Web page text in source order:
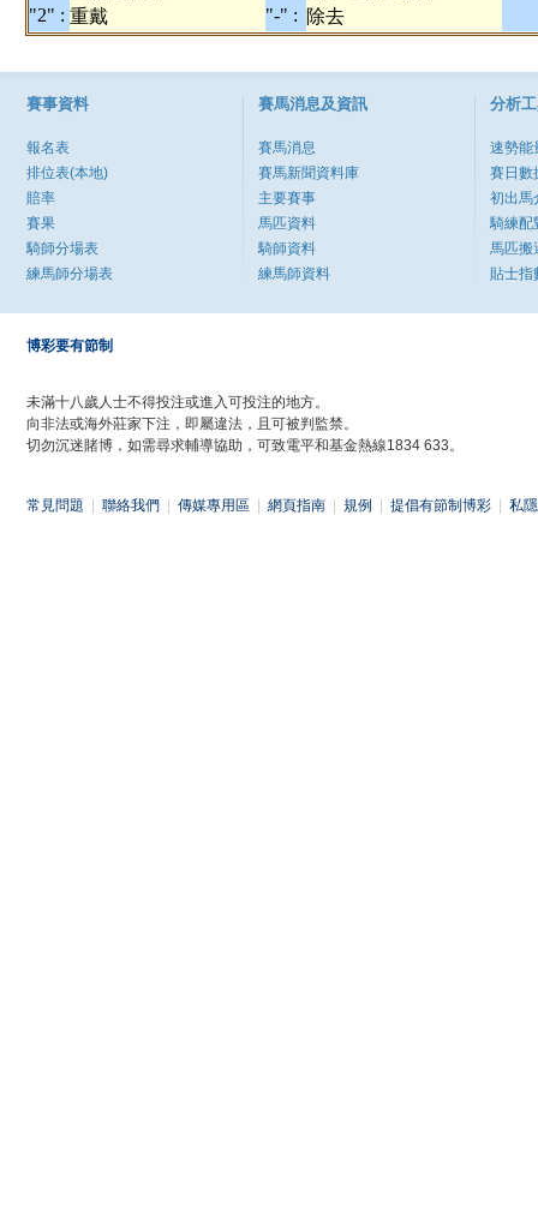
"2" : 重戴 "-" : 除去
賽事資料
報名表
排位表(本地)
賠率
賽果
騎師分場表
練馬師分場表
賽馬消息及資訊
賽馬消息
賽馬新聞資料庫
主要賽事
馬匹資料
騎師資料
練馬師資料
分析
速勢能
賽日數
初出馬
騎練配
馬匹搬
貼士指
博彩要有節制
未滿十八歲人士不得投注或進入可投注的地方。
向非法或海外莊家下注，即屬違法，且可被判監禁。
切勿沉迷賭博，如需尋求輔導協助，可致電平和基金熱線1834 633。
常見問題 聯絡我們 傳媒專用區 網頁指南 規例 提倡有節制博彩 私